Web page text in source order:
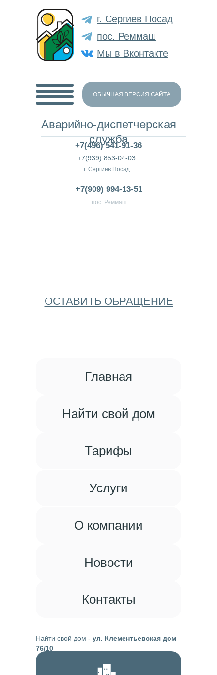
Аварийно-диспетчерская
служба
+7(909) 994-13-51
пос. Реммаш
+7(496) 541-91-36
г. Сергиев Посад
+7(939) 853-04-03
г. Сергиев Посад
пос. Реммаш
ОБЫЧНАЯ ВЕРСИЯ САЙТА
ОСТАВИТЬ ОБРАЩЕНИЕ
Мы в Вконтакте
Найти свой дом
Тарифы
Услуги
О компании
Новости
Контакты
Главная
Найти свой дом - ул. Клементьевская дом
76/10